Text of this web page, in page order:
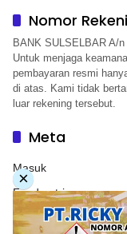
Nomor
BANK SULSELBAR A/
Untuk menjaga
pembayaran resmi
di atas. Kami tidak
luar rekening tersebut.
Meta
Masuk
Feed entri
Feed komentar
×